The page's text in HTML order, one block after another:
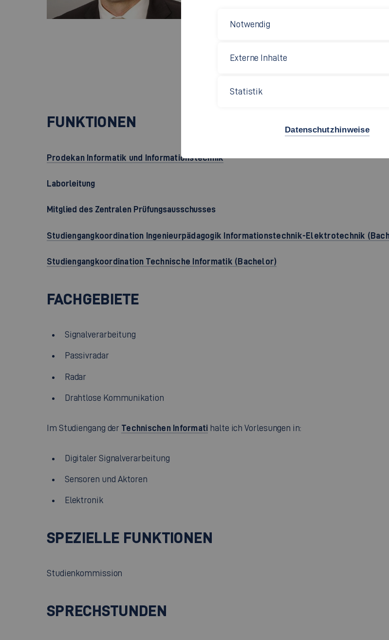
+49 711 397-4225
FUNKTIONEN
Prodekan Informatik und Informationstechnik
Laborleitung
Mitglied des Zentralen Prüfungsausschusses
Studiengangkoordination Ingenieurpädagogik Informationstechnik-Elektrotechnik
Studiengangkoordination Technische Informatik (Bachelor)
FACHGEBIETE
Signalverarbeitung
Passivradar
Radar
Drahtlose Kommunikation
Im Studiengang der Technischen Informati halte ich Vorlesungen in:
Digitaler Signalverarbeitung
Sensoren und Aktoren
Elektronik
SPEZIELLE FUNKTIONEN
Studienkommission
SPRECHSTUNDEN
Notwendig
Externe Inhalte
Statistik
Datenschutzhinweise